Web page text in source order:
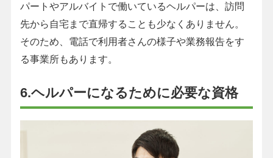
パートやアルバイトで働いているヘルパーは、訪問
先から自宅まで直帰することも少なくありません。
そのため、電話で利用者さんの様子や業務報告をす
る事業所もあります。
6.ヘルパーになるために必要な資格